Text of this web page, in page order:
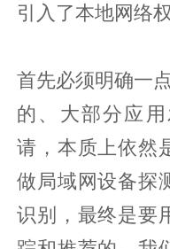
引入了本地网络权
首先必须明确一
的、大部分应
请，本质上依然
做局域网设备探
识别，最终是要